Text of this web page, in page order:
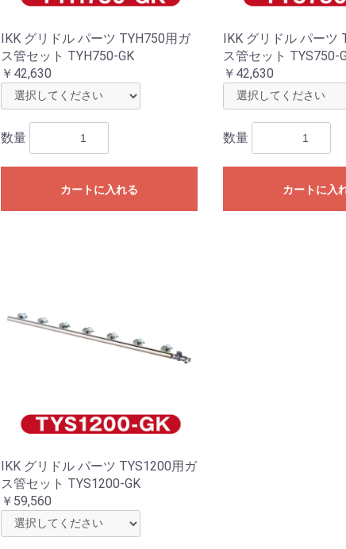
IKK グリドル パーツ TYH750用ガ
ス管セット TYH750-GK
￥42,630
数量
カートに入れる
IKK グリドル パーツ
ス管セット TYS750-
￥42,630
数量
カートに入
IKK グリドル パーツ TYS1200用ガ
ス管セット TYS1200-GK
￥59,560